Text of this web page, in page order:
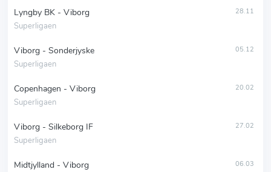
Lyngby BK - Viborg
Superligaen
28.11
Viborg - Sonderjyske
Superligaen
05.12
Copenhagen - Viborg
Superligaen
20.02
Viborg - Silkeborg IF
Superligaen
27.02
Midtjylland - Viborg 06.03